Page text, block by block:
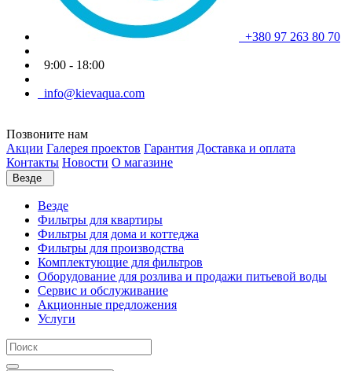
+380 97 263 80 70
9:00 - 18:00
info@kievaqua.com
Позвоните нам
Акции Галерея проектов Гарантия Доставка и оплата
Контакты Новости О магазине
Везде
Везде
Фильтры для квартиры
Фильтры для дома и коттеджа
Фильтры для производства
Комплектующие для фильтров
Оборудование для розлива и продажи питьевой воды
Сервис и обслуживание
Акционные предложения
Услуги